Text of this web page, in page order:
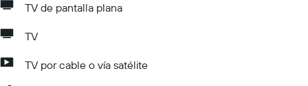
TV de pantalla plana
TV
TV por cable o vía satélite